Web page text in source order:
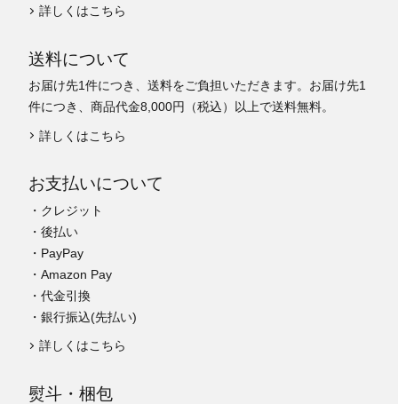
詳しくはこちら
送料について
お届け先1件につき、送料をご負担いただきます。お届け先1
件につき、商品代金8,000円（税込）以上で送料無料。
詳しくはこちら
お支払いについて
・クレジット
・後払い
・PayPay
・Amazon Pay
・代金引換
・銀行振込(先払い)
詳しくはこちら
熨斗・梱包